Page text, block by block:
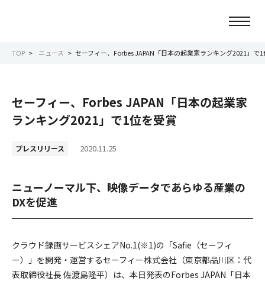
会社情報
サステナビリティ
IR情報
採用情報
TOP ニュース セーフィー、Forbes JAPAN「日本の起業家ランキング2021」で
セーフィー、Forbes JAPAN「日本の起業家
ランキング2021」で1位を受賞
プレスリリース 2020.11.25
ニューノーマル下、映像データであらゆる産業の
DXを促進
クラウド録画サービスシェアNo.1(※1)の「Safie（セーフィ
ー）」を開発・運営するセーフィー株式会社（東京都品川区：代
表取締役社長 佐渡島隆平）は、本日発表のForbes JAPAN「日本